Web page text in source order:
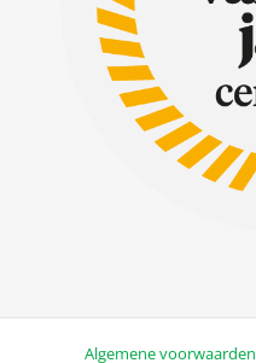
Algemene voorwaarden